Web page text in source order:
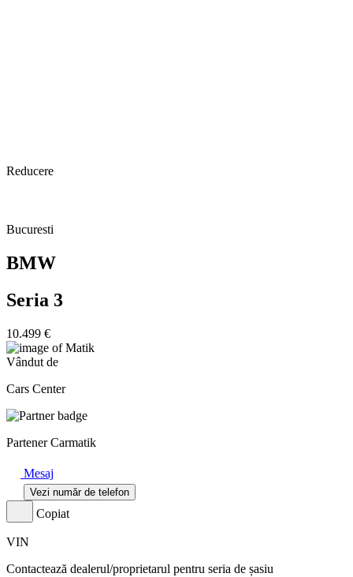
Reducere
Bucuresti
BMW
Seria 3
10.499 €
Vândut de
Cars Center
Partener Carmatik
Mesaj
Vezi număr de telefon
Copiat
VIN
Contactează dealerul/proprietarul pentru seria de șasiu